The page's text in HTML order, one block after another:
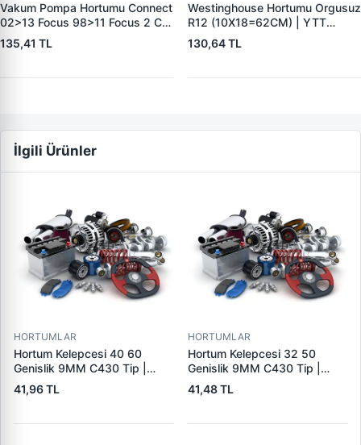
Vakum Pompa Hortumu Connect
02>13 Focus 98>11 Focus 2 C
Max 05>10 Mondeo 4 07>08
1,8TDCI | YTT Y40224 | OEM
135,41 TL
Westinghouse Hortumu Orgusuz
R12 (10X18=62CM) | YTT
Y50123 | OEM 7700575128
130,64 TL
İlgili Ürünler
HORTUMLAR
Hortum Kelepcesi 40 60
Genislik 9MM C430 Tip |
ERBI C430 40-60
41,96 TL
HORTUMLAR
Hortum Kelepcesi 32 50
Genislik 9MM C430 Tip |
ERBI C430 32-50
41,48 TL